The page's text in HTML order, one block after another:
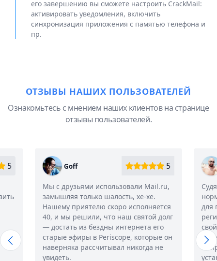
его завершению вы сможете настроить CrackMail:
активировать уведомления, включить
синхронизация приложения с памятью телефона и
пр.
ОТЗЫВЫ НАШИХ ПОЛЬЗОВАТЕЛЕЙ
Ознакомьтесь с мнением наших клиентов на странице
отзывы пользователей.
хе.
долг
он
не
Судя по всему, это единственный
нормальный работающий инструмент
для просмотра писем в Mail без
регистрации. Создал аккаунт, вбил
свой город, и смог просматривать
выдачу прямо в браузере.
Понравилось, что не обязательно